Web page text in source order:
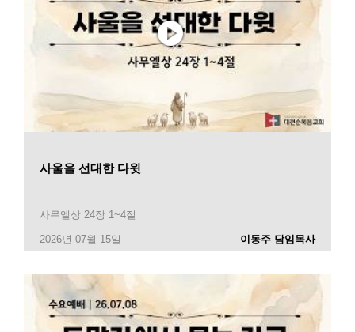
사울을 선대한 다윗
사무엘상 24장 1~4절
2026년 07월 15일 이동주 담임목사